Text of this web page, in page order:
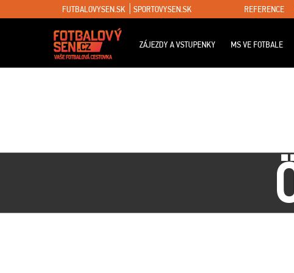
FUTBALOVYSEN.SK SPORTOVYSEN.SK REFERENCE
ZÁJEZDY A VSTUPENKY MS VE FOTBALE